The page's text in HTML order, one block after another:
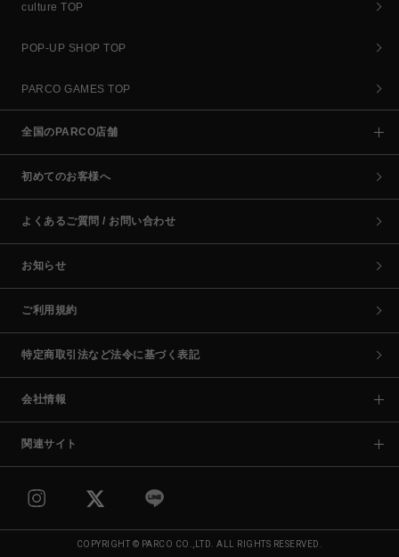
culture TOP
POP-UP SHOP TOP
PARCO GAMES TOP
全国のPARCO店舗
初めてのお客様へ
よくあるご質問 / お問い合わせ
お知らせ
ご利用規約
特定商取引法など法令に基づく表記
会社情報
関連サイト
COPYRIGHT © PARCO CO.,LTD. ALL RIGHTS RESERVED.